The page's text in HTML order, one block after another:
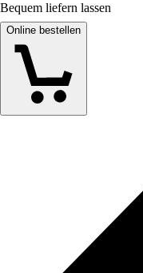
Bequem liefern lassen
Online bestellen